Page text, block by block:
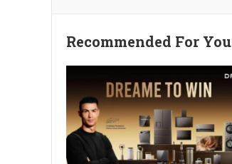
Recommended For You